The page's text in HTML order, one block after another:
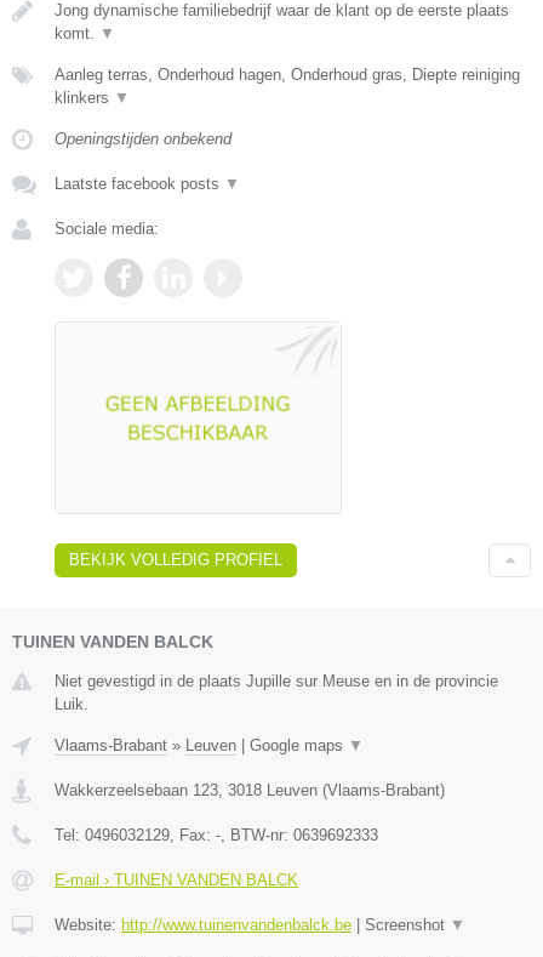
Jong dynamische familiebedrijf waar de klant op de eerste plaats
komt. ▼
Aanleg terras, Onderhoud hagen, Onderhoud gras, Diepte reiniging
klinkers ▼
Openingstijden onbekend
Laatste facebook posts ▼
Sociale media:
BEKIJK VOLLEDIG PROFIEL
TUINEN VANDEN BALCK
Niet gevestigd in de plaats Jupille sur Meuse en in de provincie
Luik.
Vlaams-Brabant » Leuven Google maps ▼
Wakkerzeelsebaan 123 3018 Leuven (Vlaams-Brabant)
Tel: 0496032129 , Fax: - , BTW-nr: 0639692333
E-mail › TUINEN VANDEN BALCK
Website: http://www.tuinenvandenbalck.be Screenshot ▼